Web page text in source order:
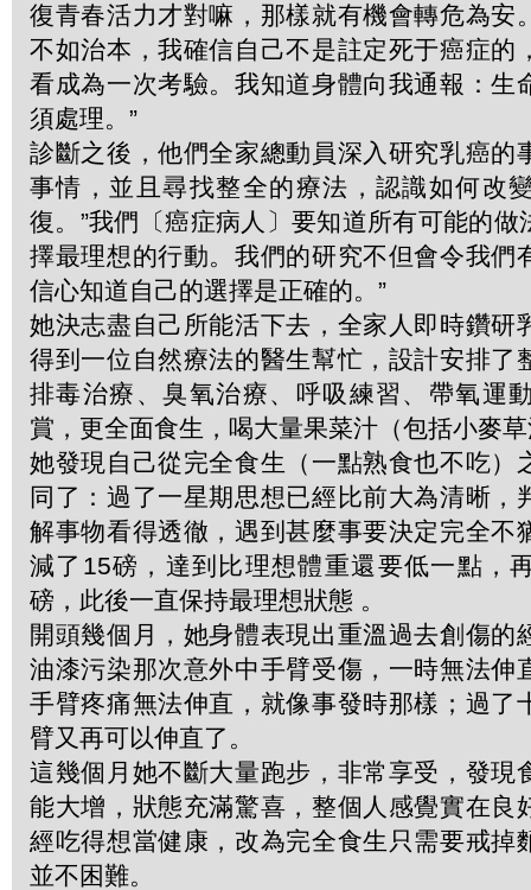
復青春活力才對嘛，那樣就有機會轉危為安
不如治本，我確信自己不是註定死于癌症的
看成為一次考驗。我知道身體向我通報：生
須處理。”
診斷之後，他們全家總動員深入研究乳癌的
事情，並且尋找整全的療法，認識如何改
復。”我們〔癌症病人〕要知道所有可能的做
擇最理想的行動。我們的研究不但會令我們
信心知道自己的選擇是正確的。”
她決志盡自己所能活下去，全家人即時鑽研
得到一位自然療法的醫生幫忙，設計安排了
排毒治療、臭氧治療、呼吸練習、帶氧運
賞，更全面食生，喝大量果菜汁（包括小麥
她發現自己從完全食生（一點熟食也不吃）
同了：過了一星期思想已經比前大為清晰，
解事物看得透徹，遇到甚麼事要決定完全不
減了15磅，達到比理想體重還要低一點，
磅，此後一直保持最理想狀態 。
開頭幾個月，她身體表現出重溫過去創傷的
油漆污染那次意外中手臂受傷，一時無法伸
手臂疼痛無法伸直，就像事發時那樣；過了
臂又再可以伸直了。
這幾個月她不斷大量跑步，非常享受，發現
能大增，狀態充滿驚喜，整個人感覺實在良
經吃得想當健康，改為完全食生只需要戒掉
並不困難。